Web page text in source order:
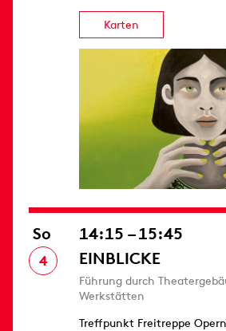
Karten
So
4
14:15 – 15:45
EINBLICKE
Führung durch
Werkstätten
Treffpunkt Freitreppe